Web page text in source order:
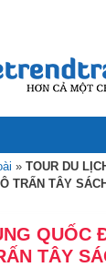
» TOUR DU
TRẤN TÂY
QUỐC
TÂY